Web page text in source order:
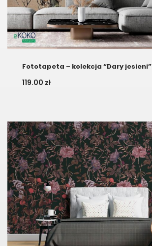
Fototapeta – kolekcja “Dary jesieni”
119.00 zł